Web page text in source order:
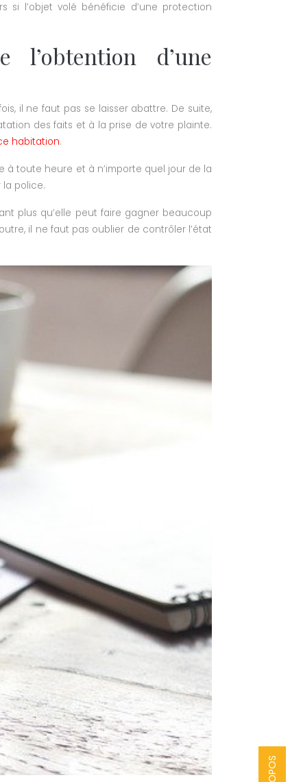
si l’objet volé bénéficie d’une protection
d’une
il ne faut pas se laisser abattre. De suite,
des faits et à la prise de votre plainte.
habitation.
à toute heure et à n’importe quel jour de la
police.
plus qu’elle peut faire gagner beaucoup
il ne faut pas oublier de contrôler l’état